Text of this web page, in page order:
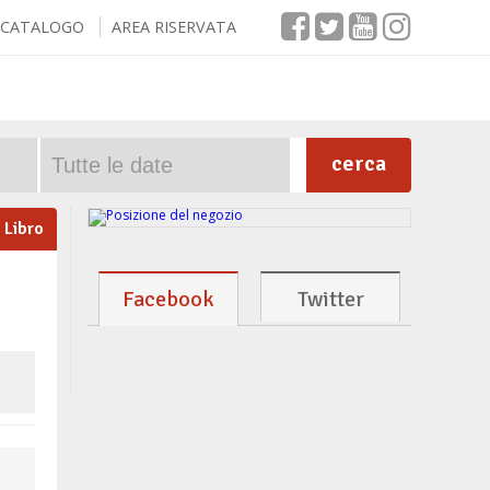
CATALOGO AREA RISERVATA
cerca
Libro
Facebook Twitter